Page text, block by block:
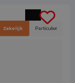
Zakelijk Particulier